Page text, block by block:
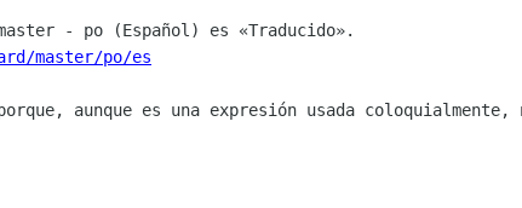
master/po/es
aunque es una expresión usada